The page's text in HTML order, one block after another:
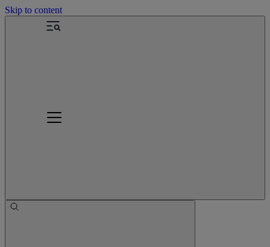
Skip to content